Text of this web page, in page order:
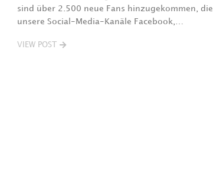
sind über 2.500 neue Fans hinzugekommen, die
unsere Social-Media-Kanäle Facebook,…
VIEW POST